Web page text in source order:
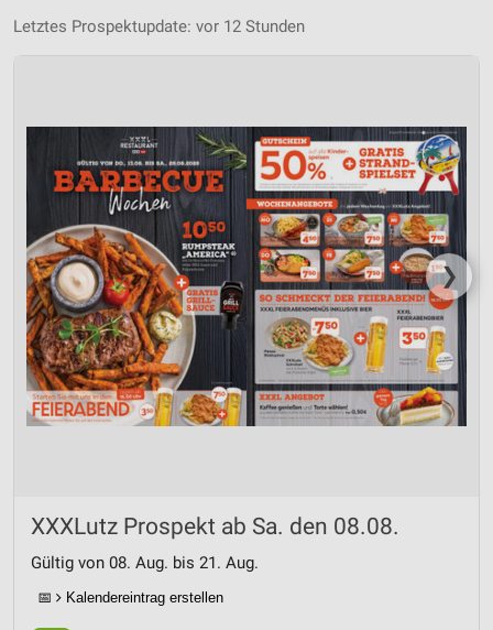
Letztes Prospektupdate: vor 12 Stunden
❯
XXXLutz Prospekt ab Sa. den 08.08.
Gültig von 08. Aug. bis 21. Aug.
📅 Kalendereintrag erstellen